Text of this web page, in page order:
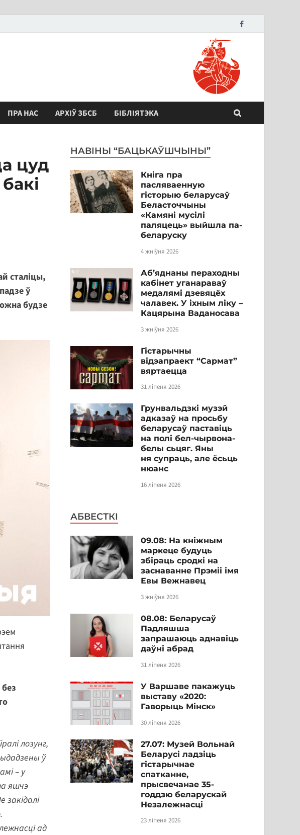
ПРА НАС АРХІЎ ЗБСБ БІБЛІЯТЭКА
цуд
сталіцы,
ў
будзе
лозунг,
ў
– у
яшчэ
ад
НАВІНЫ “БАЦЬКАЎШЧЫНЫ”
Кніга пра
пасляваенную
гісторыю беларусаў
Беласточчыны
«Камяні мусілі
паляцець» выйшла па-
беларуску
4 жніўня 2026
Аб’яднаны пераходны
кабінет уганараваў
медалямі дзевяцёх
чалавек. У іхным ліку –
Кацярына Ваданосава
3 жніўня 2026
Гістарычны
відэапраект “Сармат”
вяртаецца
31 ліпеня 2026
Грунвальдзкі музэй
адказаў на просьбу
беларусаў паставіць
на полі бел-чырвона-
белы сьцяг. Яны
ня супраць, але ёсьць
нюанс
16 ліпеня 2026
АБВЕСТКІ
09.08: На кніжным
маркеце будуць
збіраць сродкі на
заснаванне Прэміі імя
Евы Вежнавец
3 жніўня 2026
08.08: Беларусаў
Падляшша
запрашаюць аднавіць
даўні абрад
31 ліпеня 2026
У Варшаве пакажуць
выставу «2020:
Гаворыць Мінск»
30 ліпеня 2026
27.07: Музей Вольнай
Беларусі ладзіць
гістарычнае
спатканне,
прысвечанае 35-
годдзю беларускай
Незалежнасці
23 ліпеня 2026